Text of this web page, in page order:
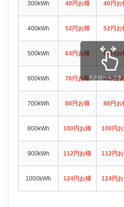
300kWh 40円お得 40円お
400kWh 52円お得 52円お
500kWh 64円お得 64円お
600kWh 76円お得 76円お
700kWh 88円お得 88円お
800kWh 100円お得 100円
900kWh 112円お得 112円
1000kWh 124円お得 124円
スクロールでき